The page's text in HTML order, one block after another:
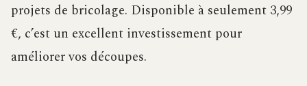
projets de bricolage. Disponible à seulement 3,99
€, c’est un excellent investissement pour
améliorer vos découpes.